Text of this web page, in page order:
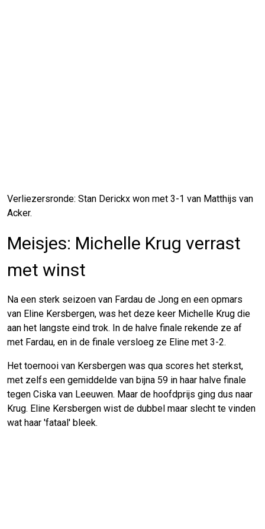
Verliezersronde: Stan Derickx won met 3-1 van Matthijs van
Acker.
Meisjes: Michelle Krug verrast
met winst
Na een sterk seizoen van Fardau de Jong en een opmars
van Eline Kersbergen, was het deze keer Michelle Krug die
aan het langste eind trok. In de halve finale rekende ze af
met Fardau, en in de finale versloeg ze Eline met 3-2.
Het toernooi van Kersbergen was qua scores het sterkst,
met zelfs een gemiddelde van bijna 59 in haar halve finale
tegen Ciska van Leeuwen. Maar de hoofdprijs ging dus naar
Krug. Eline Kersbergen wist de dubbel maar slecht te vinden
wat haar 'fataal' bleek.